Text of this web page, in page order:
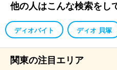
他の人はこんな検索をし
ディオバイト ディオ 貝塚
関東の注目エリア